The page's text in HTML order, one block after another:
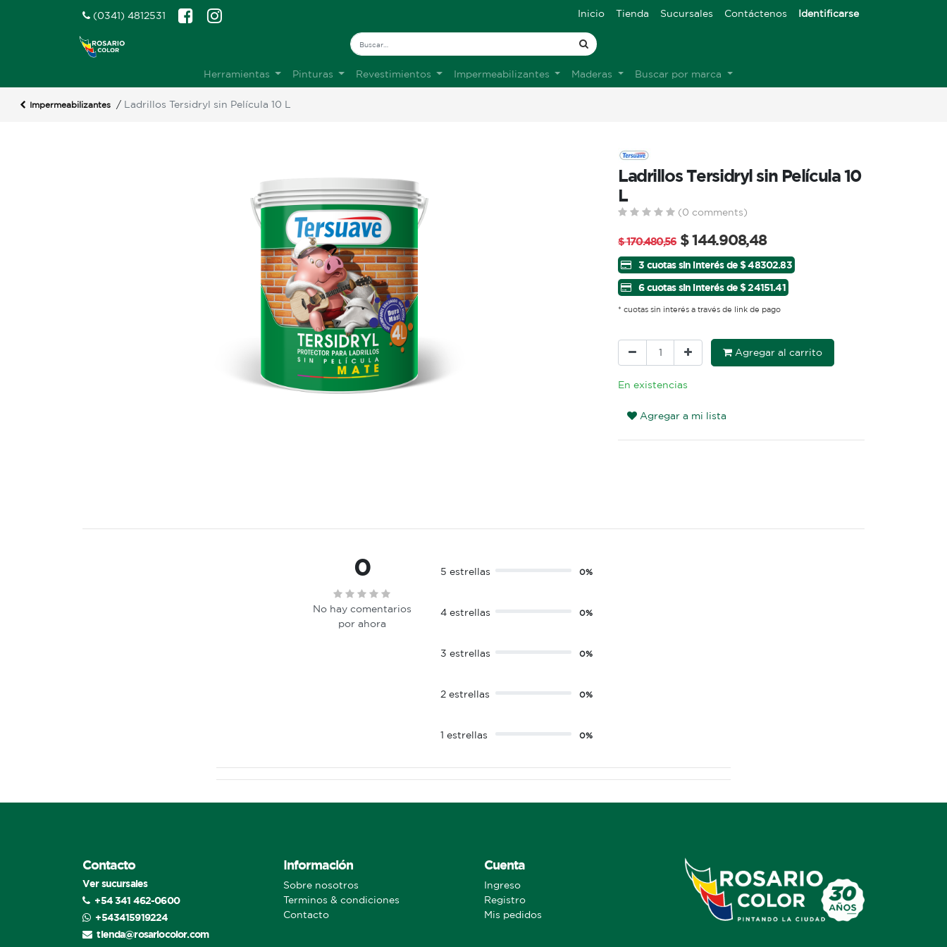
(0341) 4812531 Inicio Tienda Sucursales Contáctenos Identificarse
Herramientas Pinturas Revestimientos Impermeabilizantes Maderas Buscar por marca
Impermeabilizantes / Ladrillos Tersidryl sin Película 10 L
Ladrillos Tersidryl sin Película 10
L
(0 comments)
$170.480,56 $144.908,48
3 cuotas sin interés de $ 48302.83
6 cuotas sin interés de $ 24151.41
* cuotas sin interés a través de link de pago
Agregar al carrito
En existencias
Agregar a mi lista
0
No hay comentarios
por ahora
5 estrellas 0%
4 estrellas 0%
3 estrellas 0%
2 estrellas 0%
1 estrellas 0%
Contacto
Ver sucursales
+54 341 462-0600
+543415919224
tienda@rosariocolor.com
Información
Sobre nosotros
Terminos & condiciones
Contacto
Cuenta
Ingreso
Registro
Mis pedidos